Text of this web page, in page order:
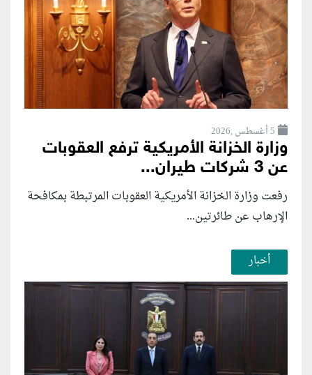
5 أغسطس ,2026
وزارة الخزانة الأمريكية ترفع العقوبات
عن 3 شركات طيران...
رفعت وزارة الخزانة الأمريكية العقوبات المرتبطة بمكافحة
الإرهاب عن طائرتين...
أخبار